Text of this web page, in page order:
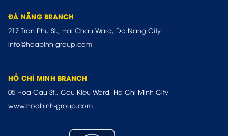
ĐÀ NẴNG BRANCH
217 Tran Phu St., Hai Chau Ward, Da Nang City
info@hoabinh-group.com
HỒ CHÍ MINH BRANCH
05 Hoa Cau St., Cau Kieu Ward, Ho Chi Minh City
www.hoabinh-group.com